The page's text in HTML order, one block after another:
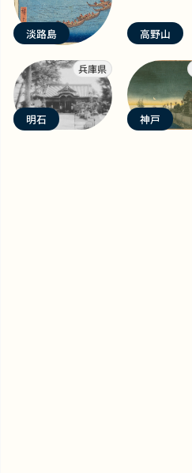
淡路島 高野山
兵庫県
明石 神戸